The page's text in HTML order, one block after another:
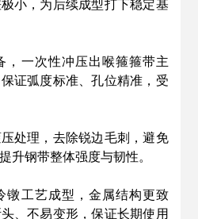
小，为后续成型打下稳定基
，一次性冲压出喉箍箍带主
证弧度标准、孔位精准，受
处理，去除锐边毛刺，避免
升钢带整体强度与韧性。
镦工艺成型，金属结构更致
、不易变形，保证长期使用